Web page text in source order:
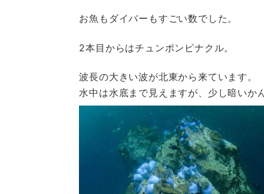
お魚もダイバーもすごい数でした。
2本目からはチュンポンピナクル。
波長の大きい波が北東から来ています。
水中は水底まで見えますが、少し暗いか